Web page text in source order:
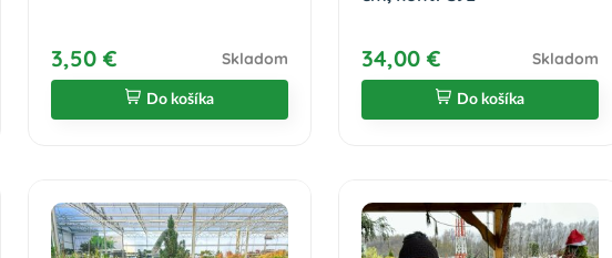
3,50 € Skladom
Do košíka
34,00 € Skladom
Do košíka